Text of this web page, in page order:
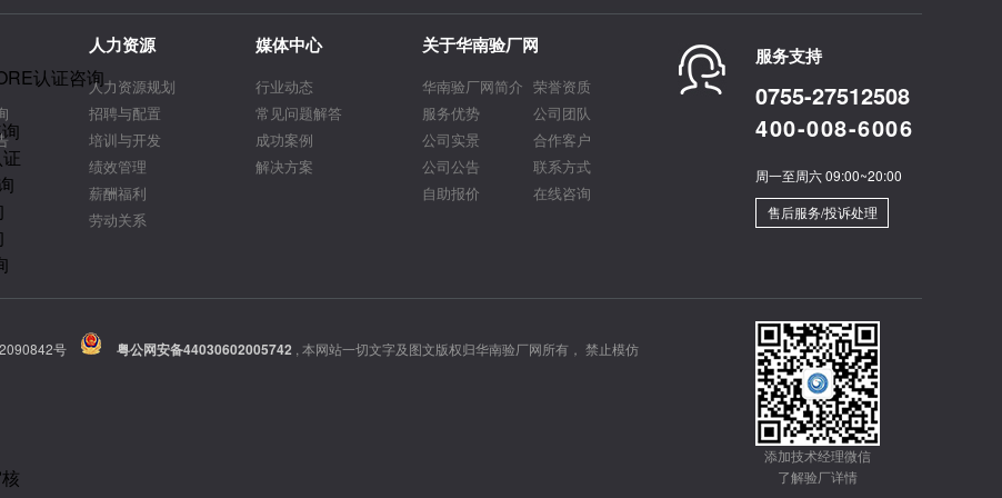
认证咨询
人力资源
人力资源规划
招聘与配置
培训与开发
绩效管理
薪酬福利
劳动关系
媒体中心
行业动态
常见问题解答
成功案例
解决方案
关于华南验厂网
华南验厂网简介 荣誉资质
服务优势
公司团队
公司实景
合作客户
公司公告
联系方式
自助报价
在线咨询
服务支持
0755-27512508
400-008-6006
周一至周六 09:00~20:00
售后服务/投诉处理
号 粤公网安备44030602005742 , 本网站一切文字及图文版权归华南验厂网所有， 禁止模仿
添加技术经理微信
了解验厂详情